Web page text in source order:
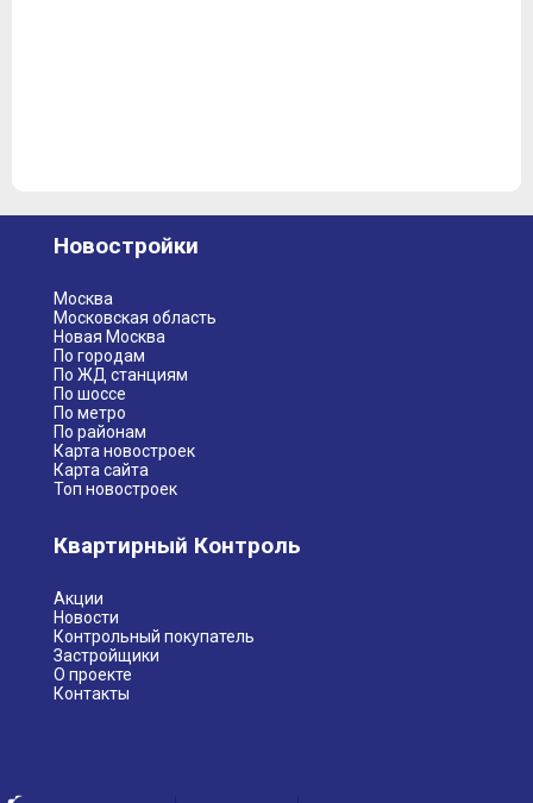
Новостройки
Москва
Московская область
Новая Москва
По городам
По ЖД станциям
По шоссе
По метро
По районам
Карта новостроек
Карта сайта
Топ новостроек
Квартирный Контроль
Акции
Новости
Контрольный покупатель
Застройщики
О проекте
Контакты